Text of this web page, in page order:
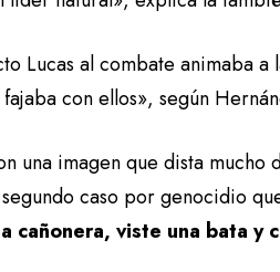
Lucas al combate animaba
con ellos», según
una imagen que dista
caso por genocidio
cañonera, viste una bata y